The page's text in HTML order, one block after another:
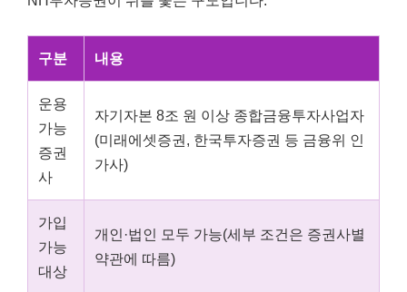
구분 내용
운용
가능
증권
사
자기자본 8조 원 이상 종합금융투자사업자
(미래에셋증권, 한국투자증권 등 금융위 인
가사)
가입
가능
대상
개인·법인 모두 가능(세부 조건은 증권사별
약관에 따름)